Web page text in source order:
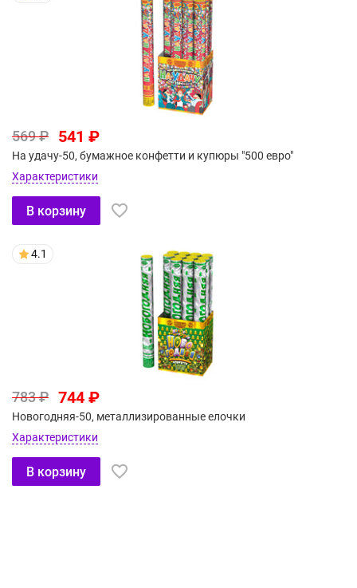
569 ₽ 541 ₽
На удачу-50, бумажное конфетти и купюры "500 евро"
Характеристики
В корзину
4.1
783 ₽ 744 ₽
Новогодняя-50, металлизированные елочки
Характеристики
В корзину